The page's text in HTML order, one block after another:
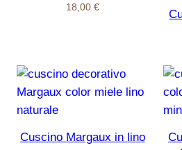
18,00 €
Cuscino Margaux in lino